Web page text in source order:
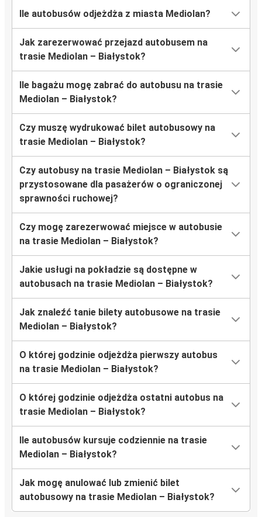
Ile autobusów odjeżdża z miasta Mediolan?
Jak zarezerwować przejazd autobusem na
trasie Mediolan – Białystok?
Ile bagażu mogę zabrać do autobusu na trasie
Mediolan – Białystok?
Czy muszę wydrukować bilet autobusowy na
trasie Mediolan – Białystok?
Czy autobusy na trasie Mediolan – Białystok są
przystosowane dla pasażerów o ograniczonej
sprawności ruchowej?
Czy mogę zarezerwować miejsce w autobusie
na trasie Mediolan – Białystok?
Jakie usługi na pokładzie są dostępne w
autobusach na trasie Mediolan – Białystok?
Jak znaleźć tanie bilety autobusowe na trasie
Mediolan – Białystok?
O której godzinie odjeżdża pierwszy autobus
na trasie Mediolan – Białystok?
O której godzinie odjeżdża ostatni autobus na
trasie Mediolan – Białystok?
Ile autobusów kursuje codziennie na trasie
Mediolan – Białystok?
Jak mogę anulować lub zmienić bilet
autobusowy na trasie Mediolan – Białystok?